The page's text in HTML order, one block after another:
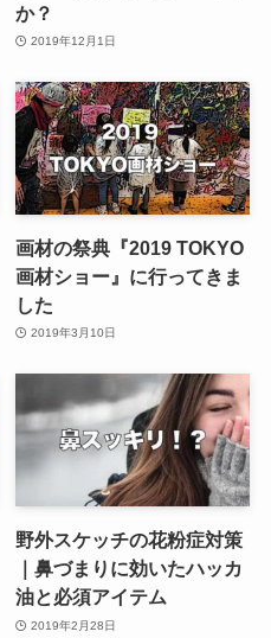
か？
2019年12月1日
画材の祭典『2019 TOKYO
画材ショー』に行ってきま
した
2019年3月10日
野外スケッチの花粉症対策
｜鼻づまりに効いたハッカ
油と必須アイテム
2019年2月28日